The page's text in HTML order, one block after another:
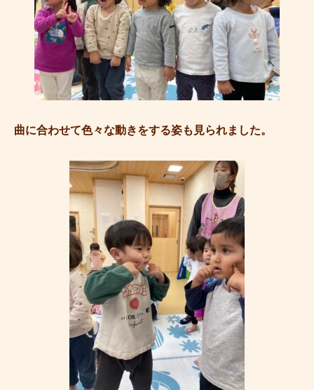
曲に合わせて色々な動きをする姿も見られました。